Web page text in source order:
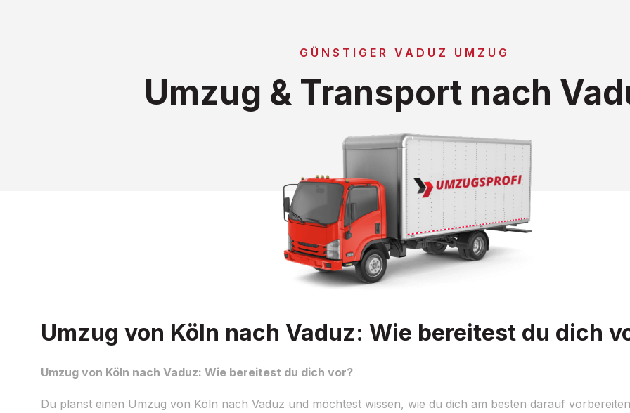
GÜNSTIGER VADUZ UMZUG
Umzug & Transport nach
Umzug von Köln nach Vaduz: Wie bereitest du dich
Umzug von Köln nach Vaduz: Wie bereitest du dich vor?
Du planst einen Umzug von Köln nach Vaduz und möchtest wissen, wie du dich am besten darauf